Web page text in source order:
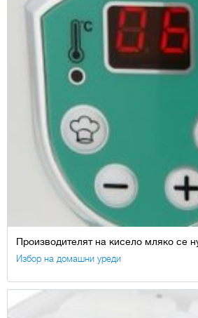
Производителят на кисело мляко се
Избор на домашни уреди